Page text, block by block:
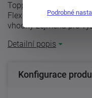
Topper FLEXI je
Flexifoam. Jedná se o
vhodný zejména pro
Detailní popis
Konfigurace
Podrobné